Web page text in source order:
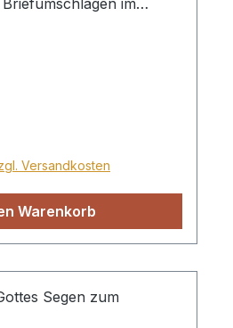
im
Versandkosten
Warenkorb